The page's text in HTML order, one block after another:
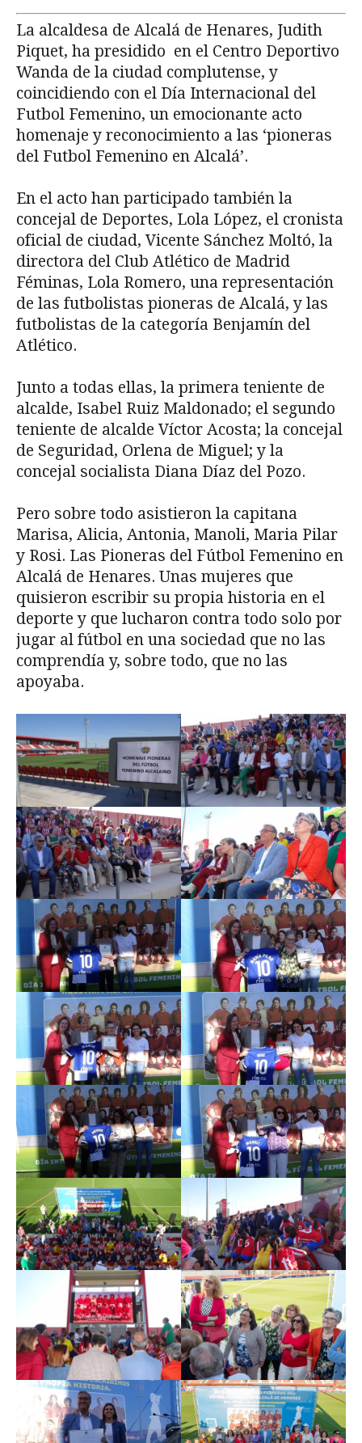
La alcaldesa de Alcalá de Henares, Judith
Piquet, ha presidido en el Centro Deportivo
Wanda de la ciudad complutense, y
coincidiendo con el Día Internacional del
Futbol Femenino, un emocionante acto
homenaje y reconocimiento a las ‘pioneras
del Futbol Femenino en Alcalá’.
En el acto han participado también la
concejal de Deportes, Lola López, el cronista
oficial de ciudad, Vicente Sánchez Moltó, la
directora del Club Atlético de Madrid
Féminas, Lola Romero, una representación
de las futbolistas pioneras de Alcalá, y las
futbolistas de la categoría Benjamín del
Atlético.
Junto a todas ellas, la primera teniente de
alcalde, Isabel Ruiz Maldonado; el segundo
teniente de alcalde Víctor Acosta; la concejal
de Seguridad, Orlena de Miguel; y la
concejal socialista Diana Díaz del Pozo.
Pero sobre todo asistieron la capitana
Marisa, Alicia, Antonia, Manoli, Maria Pilar
y Rosi. Las Pioneras del Fútbol Femenino en
Alcalá de Henares. Unas mujeres que
quisieron escribir su propia historia en el
deporte y que lucharon contra todo solo por
jugar al fútbol en una sociedad que no las
comprendía y, sobre todo, que no las
apoyaba.